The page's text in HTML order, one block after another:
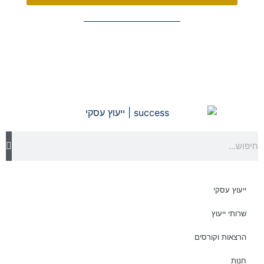
ייעוץ עסקי
שרותי ייעוץ
הרצאות וקורסים
חנות